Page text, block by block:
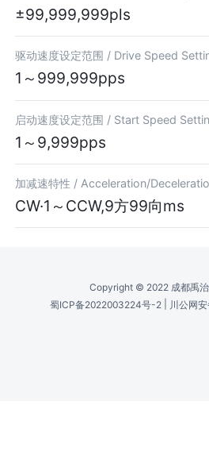
±99,999,999pls
驱动速度设定范围 / Drive Speed
1～999,999pps
启动速度设定范围 / Start Speed
1～9,999pps
加减速特性 / Acceleration/
CW·1～CCW,9方99向ms
Copyright © 2022 成都禹治
蜀ICP备2022003224号-2
川公网